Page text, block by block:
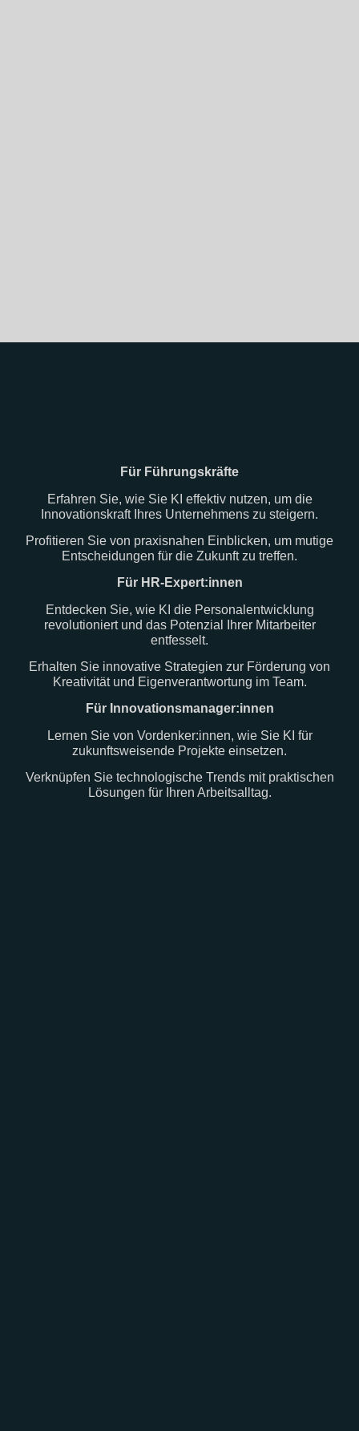
Für Führungskräfte
Erfahren Sie, wie Sie KI effektiv nutzen, um die
Innovationskraft Ihres Unternehmens zu steigern.
Profitieren Sie von praxisnahen Einblicken, um mutige
Entscheidungen für die Zukunft zu treffen.
Für HR-Expert:innen
Entdecken Sie, wie KI die Personalentwicklung
revolutioniert und das Potenzial Ihrer Mitarbeiter
entfesselt.
Erhalten Sie innovative Strategien zur Förderung von
Kreativität und Eigenverantwortung im Team.
Für Innovationsmanager:innen
Lernen Sie von Vordenker:innen, wie Sie KI für
zukunftsweisende Projekte einsetzen.
Verknüpfen Sie technologische Trends mit praktischen
Lösungen für Ihren Arbeitsalltag.